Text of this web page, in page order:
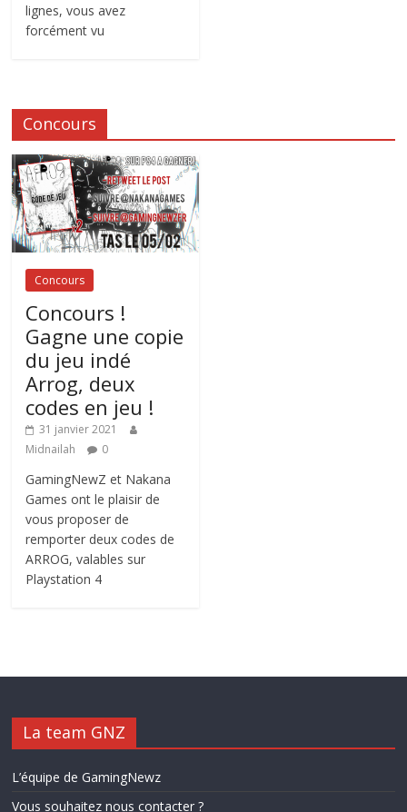
lignes, vous avez
forcément vu
Concours
Concours
Concours !
Gagne une copie
du jeu indé
Arrog, deux
codes en jeu !
31 janvier 2021
Midnailah
0
GamingNewZ et Nakana
Games ont le plaisir de
vous proposer de
remporter deux codes de
ARROG, valables sur
Playstation 4
La team GNZ
L’équipe de GamingNewz
Vous souhaitez nous contacter ?